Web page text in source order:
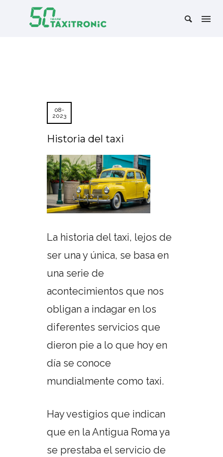
08-
2023
Historia del taxi
La historia del taxi, lejos de
ser una y única, se basa en
una serie de
acontecimientos que nos
obligan a indagar en los
diferentes servicios que
dieron pie a lo que hoy en
día se conoce
mundialmente como taxi.
Hay vestigios que indican
que en la Antigua Roma ya
se prestaba el servicio de